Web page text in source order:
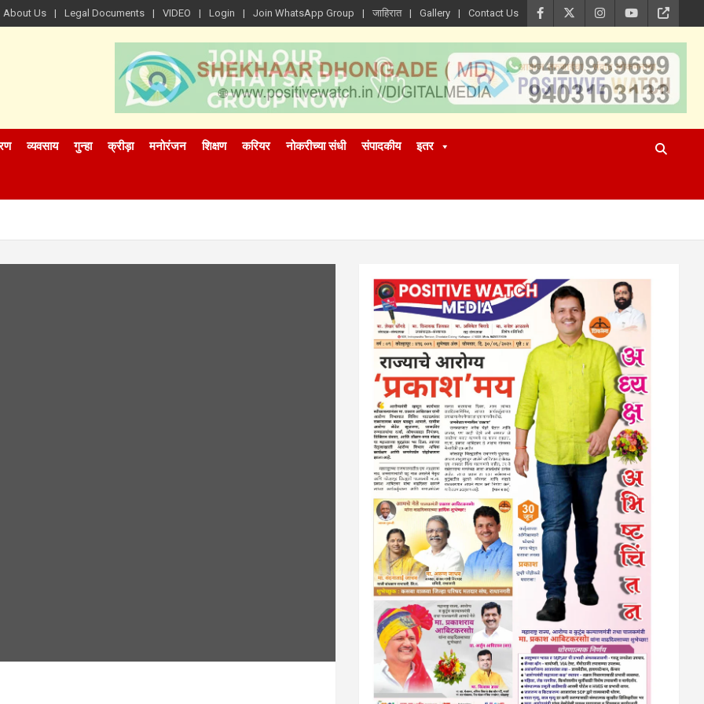
About Us Legal Documents VIDEO Login Join WhatsApp Group जाहिरात Gallery Contact Us
व्यवसाय गुन्हा क्रीड़ा मनोरंजन शिक्षण करियर नोकरीच्या संधी संपादकीय इतर